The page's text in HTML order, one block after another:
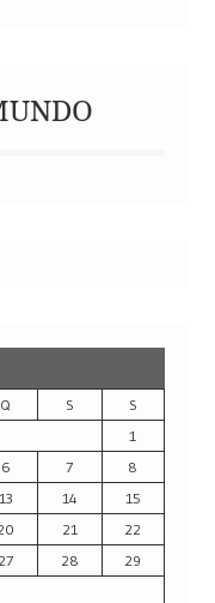
Q S
S
1
6 7
8
13 14
15
21
22
27 28
29